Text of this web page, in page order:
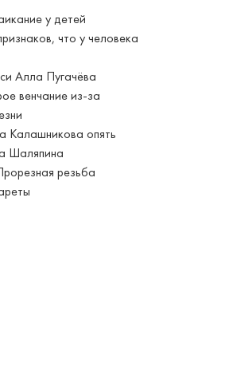
у детей
что у человека
Алла Пугачёва
венчание из-за
Калашникова опять
Шаляпина
резьба